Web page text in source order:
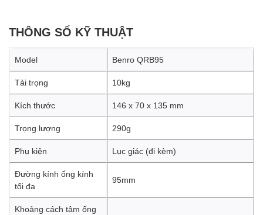
THÔNG SỐ KỸ THUẬT
Model Benro QRB95
Tải trọng 10kg
Kích thước 146 x 70 x 135 mm
Trọng lượng 290g
Phụ kiện Lục giác (đi kèm)
Đường kính ống kính
tối đa
95mm
Khoảng cách tâm ống